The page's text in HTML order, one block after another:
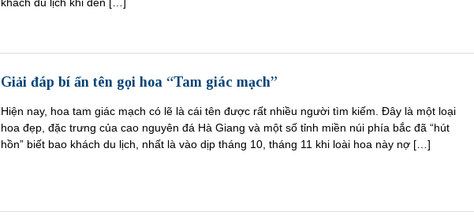
Giải đáp bí ẩn tên gọi hoa “Tam giác mạch”
Hiện nay, hoa tam giác mạch có lẽ là cái tên được rất nhiều người tìm kiếm. Đây là một loại
hoa đẹp, đặc trưng của cao nguyên đá Hà Giang và một số tỉnh miền núi phía bắc đã “hút
hồn” biết bao khách du lịch, nhất là vào dịp tháng 10, tháng 11 khi loài hoa này nợ […]